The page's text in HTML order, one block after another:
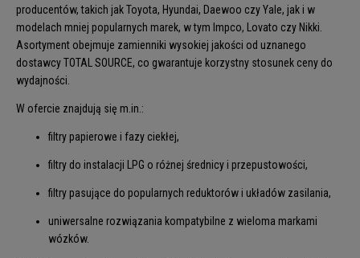
producentów, takich jak Toyota, Hyundai, Daewoo czy Yale, jak i w
modelach mniej popularnych marek, w tym Impco, Lovato czy Nikki.
Asortyment obejmuje zamienniki wysokiej jakości od uznanego
dostawcy TOTAL SOURCE, co gwarantuje korzystny stosunek ceny do
wydajności.
W ofercie znajdują się m.in.:
filtry papierowe i fazy ciekłej,
filtry do instalacji LPG o różnej średnicy i przepustowości,
filtry pasujące do popularnych reduktorów i układów zasilania,
uniwersalne rozwiązania kompatybilne z wieloma markami
wózków.